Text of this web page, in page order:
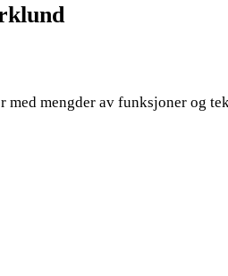
mengder av funksjoner og